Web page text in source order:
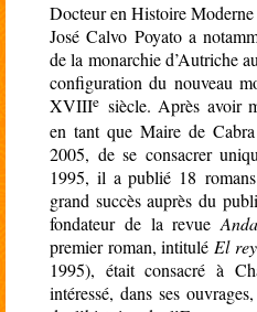
Docteur en Histoire Moderne de l’Université de Grenade,
José Calvo Poyato a
de la monarchie d’Autriche
configuration du nouveau
XVIIIe siècle. Après avoir
en tant que Maire de
2005, de se consacrer
1995, il a publié 18
grand succès auprès du
fondateur de la revue
premier roman, intituléEl
1995), était consacré à
intéressé, dans ses